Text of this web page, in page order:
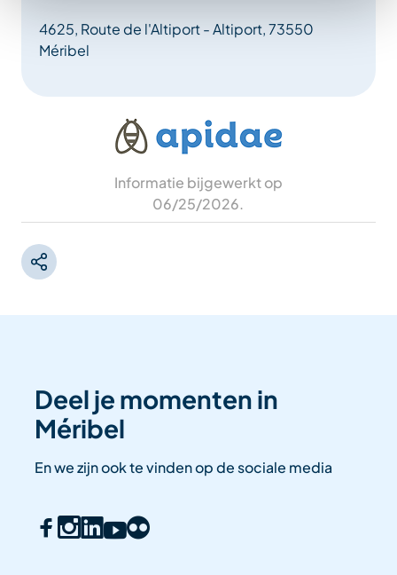
4625, Route de l'Altiport - Altiport, 73550
Méribel
Informatie bijgewerkt op
06/25/2026.
Deel je momenten in
Méribel
En we zijn ook te vinden op de sociale media